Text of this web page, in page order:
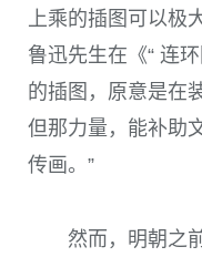
上乘的插图可以极
鲁迅先生在《“ 连
的插图，原意是在
但那力量，能补助
传画。”
然而，明朝之